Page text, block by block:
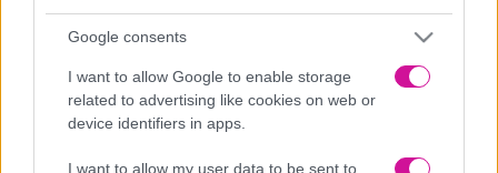
Google consents
I want to allow Google to enable storage
related to advertising like cookies on web or
device identifiers in apps.
I want to allow my user data to be sent to